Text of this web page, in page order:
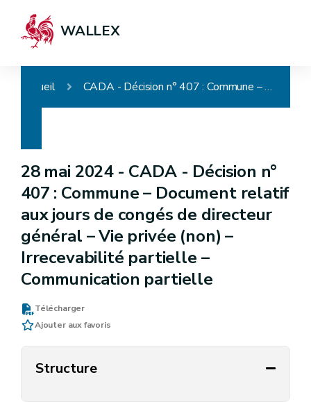
WALLEX
Accueil CADA - Décision n° 407 : Commune – Document relatif aux jours de congés de directeur général – Vie privée (non) – Irrecevabilité partielle – Communication partielle
28 mai 2024 - CADA - Décision n°
407 : Commune – Document relatif
aux jours de congés de directeur
général – Vie privée (non) –
Irrecevabilité partielle –
Communication partielle
Télécharger
Ajouter aux favoris
Structure